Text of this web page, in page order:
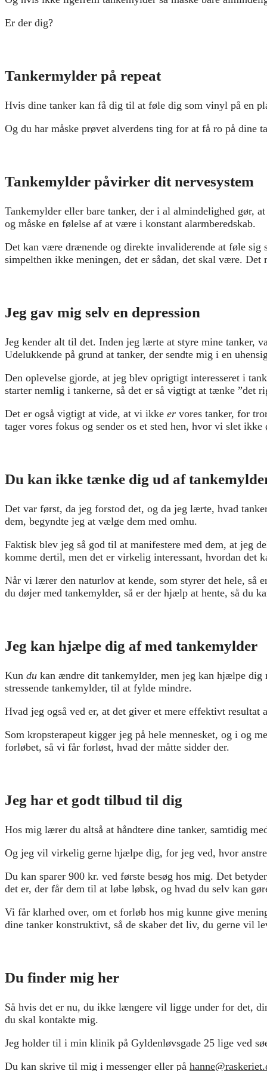
Er der dig?
Tankermylder på repeat
Hvis dine tanker kan få dig til at føle dig som vinyl på en
Og du har måske prøvet alverdens ting for at få ro på dine
Tankemylder påvirker dit nervesystem
Tankemylder eller bare tanker, der i al almindelighed gør,
og måske en følelse af at være i konstant alarmberedskab.
Det kan være drænende og direkte invaliderende at føle sig
simpelthen ikke meningen, det er sådan, det skal være. Det
Jeg gav mig selv en depression
Jeg kender alt til det. Inden jeg lærte at styre mine tanker,
Udelukkende på grund at tanker, der sendte mig i en
Den oplevelse gjorde, at jeg blev oprigtigt interesseret i
starter nemlig i tankerne, så det er så vigtigt at tænke ”det
Det er også vigtigt at vide, at vi ikke er vores tanker, for
tager vores fokus og sender os et sted hen, hvor vi slet
Du kan ikke tænke dig ud af
Det var først, da jeg forstod det, og da jeg lærte, hvad
dem, begyndte jeg at vælge dem med omhu.
Faktisk blev jeg så god til at manifestere med dem, at jeg
komme dertil, men det er virkelig interessant, hvordan det
Når vi lærer den naturlov at kende, som styrer det hele, så
du døjer med tankemylder, så er der hjælp at hente, så du
Jeg kan hjælpe dig af med tankemylder
Kun du kan ændre dit tankemylder, men jeg kan hjælpe dig
stressende tankemylder, til at fylde mindre.
Hvad jeg også ved er, at det giver et mere effektivt
Som kropsterapeut kigger jeg på hele mennesket, og i og
forløbet, så vi får forløst, hvad der måtte sidder der.
Jeg har et godt tilbud til dig
Hos mig lærer du altså at håndtere dine tanker, samtidig
Og jeg vil virkelig gerne hjælpe dig, for jeg ved, hvor
Du kan sparer 900 kr. ved første besøg hos mig. Det
det er, der får dem til at løbe løbsk, og hvad du selv kan
Vi får klarhed over, om et forløb hos mig kunne give
dine tanker konstruktivt, så de skaber det liv, du gerne vil
Du finder mig her
Så hvis det er nu, du ikke længere vil ligge under for det,
du skal kontakte mig.
Jeg holder til i min klinik på Gyldenløvsgade 25 lige ved
Du kan skrive til mig i messenger eller på